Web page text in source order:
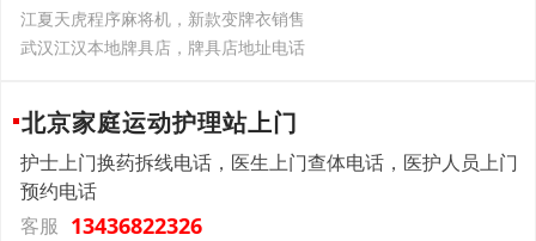
江夏天虎程序麻将机，新款变牌衣销售
武汉江汉本地牌具店，牌具店地址电话
北京家庭运动护理站上门
护士上门换药拆线电话，医生上门查体电话，医护人员上门
预约电话
客服 13436822326